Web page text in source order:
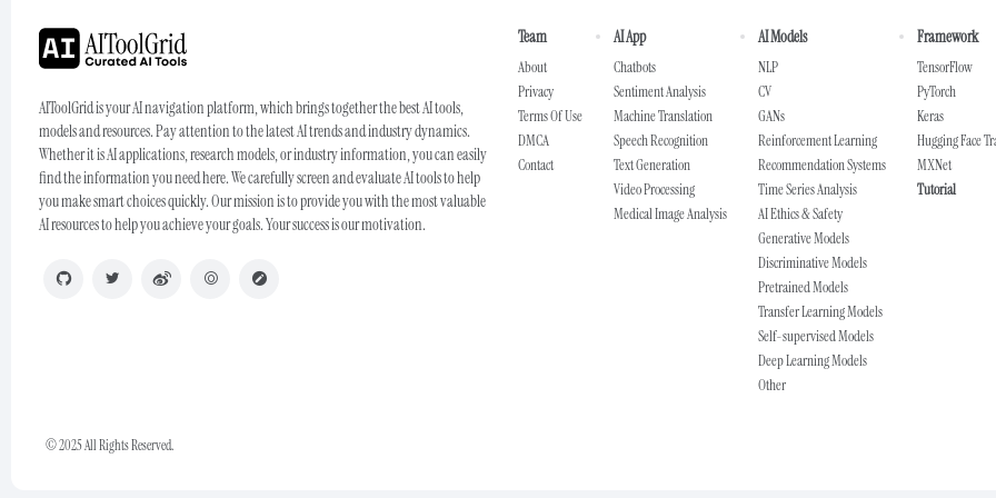
AIToolGrid is your AI navigation platform, which brings together the best AI tools,
models and resources. Pay attention to the latest AI trends and industry dynamics.
Whether it is AI applications, research models, or industry information, you can easily
find the information you need here. We carefully screen and evaluate AI tools to help
you make smart choices quickly. Our mission is to provide you with the most valuable
AI resources to help you achieve your goals. Your success is our motivation.
Team
About
Privacy
Terms Of Use
DMCA
Contact
AI App
Chatbots
Sentiment Analysis
Machine Translation
Speech Recognition
Text Generation
Video Processing
Medical Image Analysis
AI Models
NLP
CV
GANs
Reinforcement Learning
Recommendation Systems
Time Series Analysis
AI Ethics & Safety
Generative Models
Discriminative Models
Pretrained Models
Transfer Learning Models
Self-supervised Models
Deep Learning Models
Other
Framework
TensorFlow
PyTorch
Keras
Hugging Face
MXNet
Tutorial
© 2025 All Rights Reserved.